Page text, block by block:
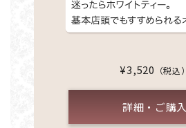
¥3,520 （税込）
詳細・ご購入